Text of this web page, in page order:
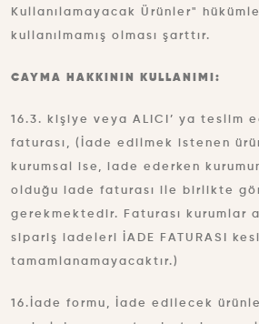
Kullanılamayacak Ürünler"
kullanılmamış olması şarttır.
CAYMA HAKKININ KULLANIMI:
16.3. kişiye veya ALICI’ ya teslim
faturası, (İade edilmek istenen
kurumsal ise, iade ederken
olduğu iade faturası ile birlikte
gerekmektedir. Faturası kurumlar
sipariş iadeleri İADE FATURASI
tamamlanamayacaktır.)
16.İade formu, İade edilecek